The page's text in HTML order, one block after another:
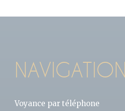
NAVIGATION
Voyance par téléphone